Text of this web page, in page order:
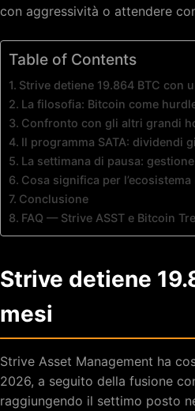
con aggressività o attendere
Table of Contents
Strive detiene 19.864 BTC con
La filosofia: Bitcoin come
Confronto con gli altri grandi
Il programma SATA: dividendi
La settimana di pausa:
Cosa significa per
Conclusione
FAQ — Strive ASST e Bitcoin
Strive detiene
mesi
Strive Asset Management ha
2026, a seguito della fusione
raggiungendo il settimo posto